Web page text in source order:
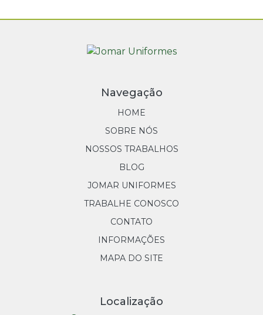
Navegação
HOME
SOBRE NÓS
NOSSOS TRABALHOS
BLOG
JOMAR UNIFORMES
TRABALHE CONOSCO
CONTATO
INFORMAÇÕES
MAPA DO SITE
Localização